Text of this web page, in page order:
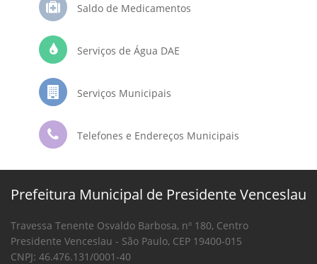
Saldo de Medicamentos
Serviços de Água DAE
Serviços Municipais
Telefones e Endereços Municipais
Prefeitura Municipal de Presidente Venceslau
Travessa Tenente Osvaldo Barbosa, nº 180, Centro
Presidente Venceslau - São Paulo, CEP 19400-015
CNPJ: 46.476.131/0001-40